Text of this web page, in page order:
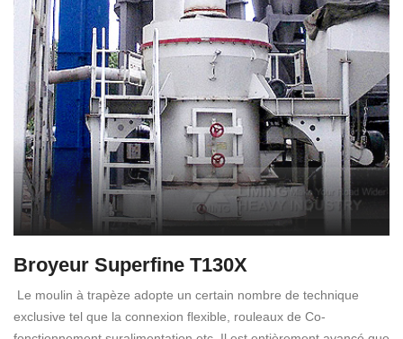
Broyeur Superfine T130X
Le moulin à trapèze adopte un certain nombre de technique
exclusive tel que la connexion flexible, rouleaux de Co-